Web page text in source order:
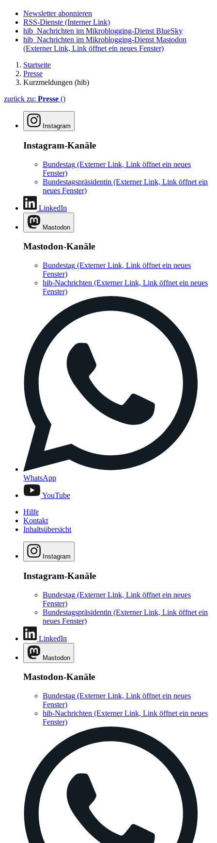
Newsletter abonnieren
RSS-Dienste (Interner Link)
hib_Nachrichten im Mikroblogging-Dienst BlueSky
hib_Nachrichten im Mikroblogging-Dienst Mastodon
(Externer Link, Link öffnet ein neues Fenster)
Startseite
Presse
Kurzmeldungen (hib)
zurück zu: Presse ()
Instagram
Instagram-Kanäle
Bundestag (Externer Link, Link öffnet ein neues
Fenster)
Bundestagspräsidentin (Externer Link, Link öffnet ein
neues Fenster)
LinkedIn
Mastodon
Mastodon-Kanäle
Bundestag (Externer Link, Link öffnet ein neues
Fenster)
hib-Nachrichten (Externer Link, Link öffnet ein neues
Fenster)
WhatsApp
YouTube
Hilfe
Kontakt
Inhaltsübersicht
Instagram
Instagram-Kanäle
Bundestag (Externer Link, Link öffnet ein neues
Fenster)
Bundestagspräsidentin (Externer Link, Link öffnet ein
neues Fenster)
LinkedIn
Mastodon
Mastodon-Kanäle
Bundestag (Externer Link, Link öffnet ein neues
Fenster)
hib-Nachrichten (Externer Link, Link öffnet ein neues
Fenster)